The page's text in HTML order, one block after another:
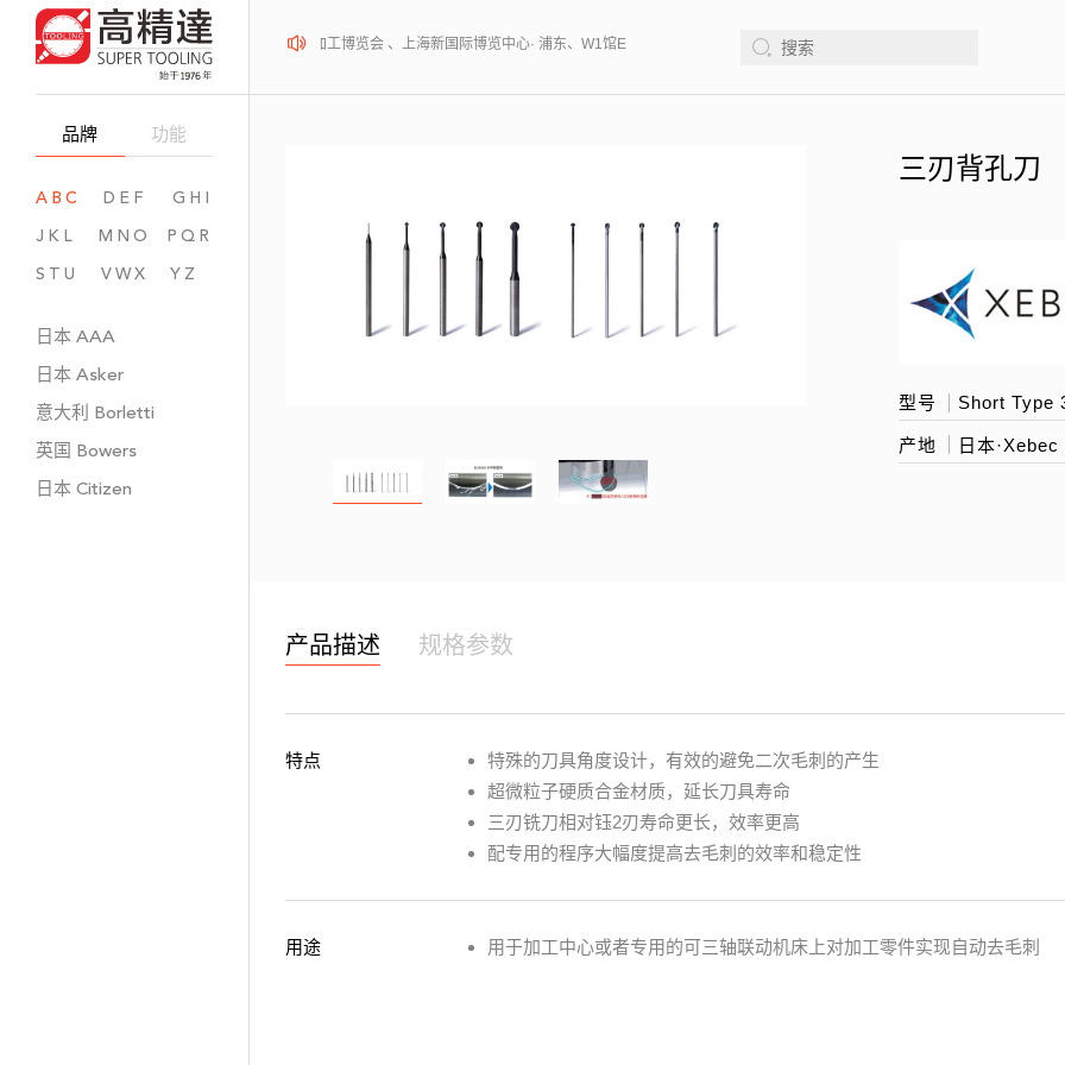
品牌 功能
ABC DEF
GHI
JKL
MNO
PQR
STU
VWX YZ
日本 AAA
日本 Asker
意大利 Borletti
英国 Bowers
日本 Citizen
2026年08月12-14日、SurfacePME 表面精密加工博览会 、上海新国际博览中心· 浦东、W1馆E21 、欢迎莅临指导 2026年08月12-14日、SurfacePME 表面精密
三刃背孔刀
型号 Short Type
产地 日本·Xebec
产品描述 规格参数
特点
特殊的刀具角度设计，有效的避免二次毛刺的产生
超微粒子硬质合金材质，延长刀具寿命
三刃铣刀相对钰2刃寿命更长，效率更高
配专用的程序大幅度提高去毛刺的效率和稳定性
用途 用于加工中心或者专用的可三轴联动机床上对加工零件实现自动去毛刺